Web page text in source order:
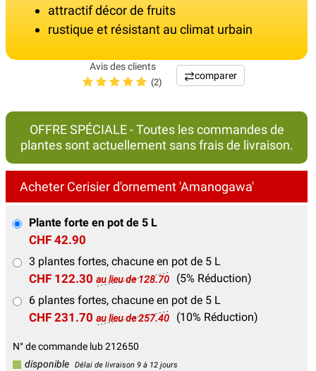
attractif décor de fruits
rustique et résistant au climat urbain
Avis des clients
(2)
comparer
OFFRE SPÉCIALE - Toutes les commandes de
plantes sont actuellement sans frais de livraison.
Acheter Cerisier d'ornement 'Amanogawa'
Plante forte en pot de 5 L
CHF 42.90
3 plantes fortes, chacune en pot de 5 L
CHF 122.30 au lieu de 128.70
(5% Réduction)
6 plantes fortes, chacune en pot de 5 L
CHF 231.70 au lieu de 257.40 (10% Réduction)
N° de commande lub 212650
disponible
Délai de livraison 9 à 12 jours